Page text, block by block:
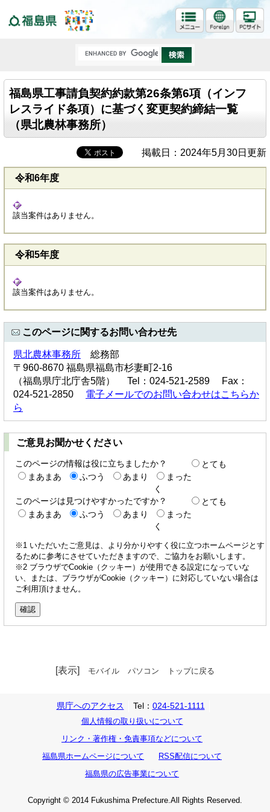
福島県工事請負契約約款第26条第6項（インフ
レスライド条項）に基づく変更契約締結一覧
（県北農林事務所）
掲載日：2024年5月30日更新
令和6年度
該当案件はありません。​
令和5年度
該当案件はありません。
このページに関するお問い合わせ先
県北農林事務所 総務部
〒960-8670 福島県福島市杉妻町2-16
（福島県庁北庁舎5階） Tel：024-521-2589 Fax：
024-521-2850 電子メールでのお問い合わせはこちらか
ら
ご意見お聞かせください
このページの情報は役に立ちましたか？
とても
まあまあ
ふつう あまり
まった
く
このページは見つけやすかったですか？
とても
まあまあ
ふつう あまり
まった
く
※1 いただいたご意見は、より分かりやすく役に立つホームページとす
るために参考にさせていただきますので、ご協力をお願いします。
※2 ブラウザでCookie（クッキー）が使用できる設定になっていな
い、または、ブラウザがCookie（クッキー）に対応していない場合は
ご利用頂けません。
[表示] モバイル パソコン トップに戻る
県庁へのアクセス Tel： 024-521-1111
個人情報の取り扱いについて
リンク・著作権・免責事項などについて
福島県ホームページについて
RSS配信について
福島県の広告事業について
Copyright © 2014 Fukushima Prefecture.All Rights Reserved.